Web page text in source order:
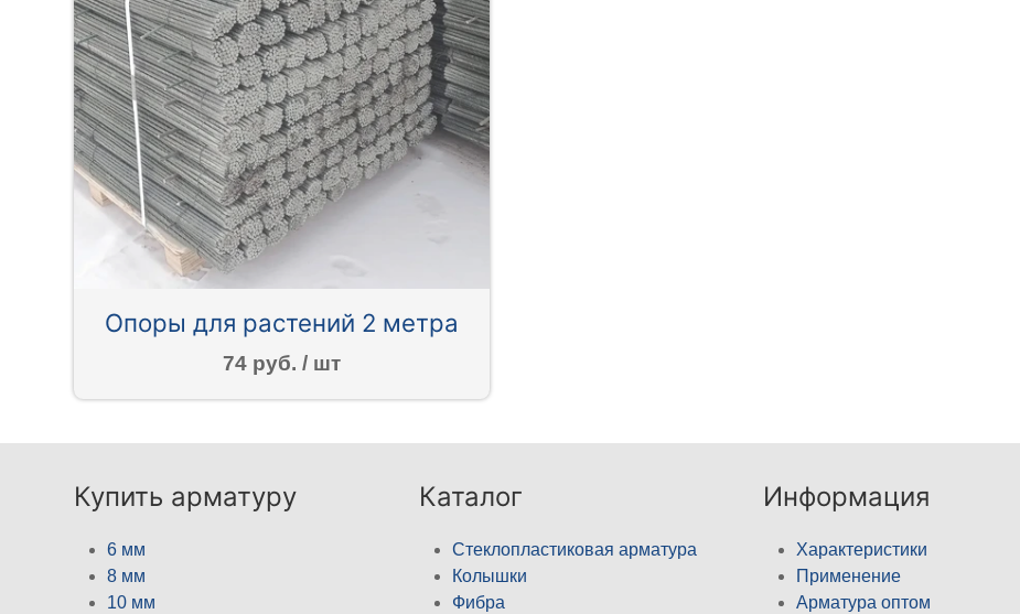
Опоры для растений 2 метра
74 руб. / шт
Купить арматуру
6 мм
8 мм
10 мм
Каталог
Стеклопластиковая арматура
Колышки
Фибра
Информация
Характеристики
Применение
Арматура оптом